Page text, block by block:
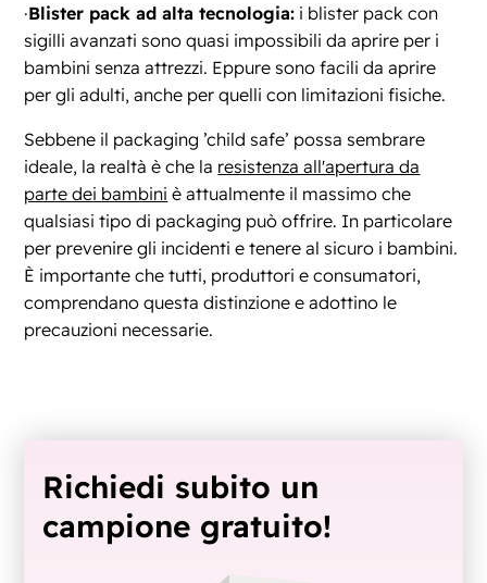
·Blister pack ad alta tecnologia: i blister pack con
sigilli avanzati sono quasi impossibili da aprire per i
bambini senza attrezzi. Eppure sono facili da aprire
per gli adulti, anche per quelli con limitazioni fisiche.
Sebbene il packaging ’child safe’ possa sembrare
ideale, la realtà è che la resistenza all'apertura da
parte dei bambini è attualmente il massimo che
qualsiasi tipo di packaging può offrire. In particolare
per prevenire gli incidenti e tenere al sicuro i bambini.
È importante che tutti, produttori e consumatori,
comprendano questa distinzione e adottino le
precauzioni necessarie.
Richiedi subito un
campione gratuito!